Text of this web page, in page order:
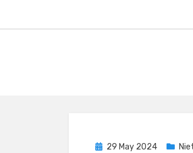
Posted
29 May 2024